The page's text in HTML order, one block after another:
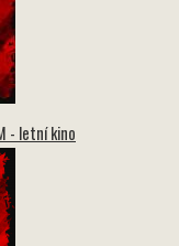
- letní kino